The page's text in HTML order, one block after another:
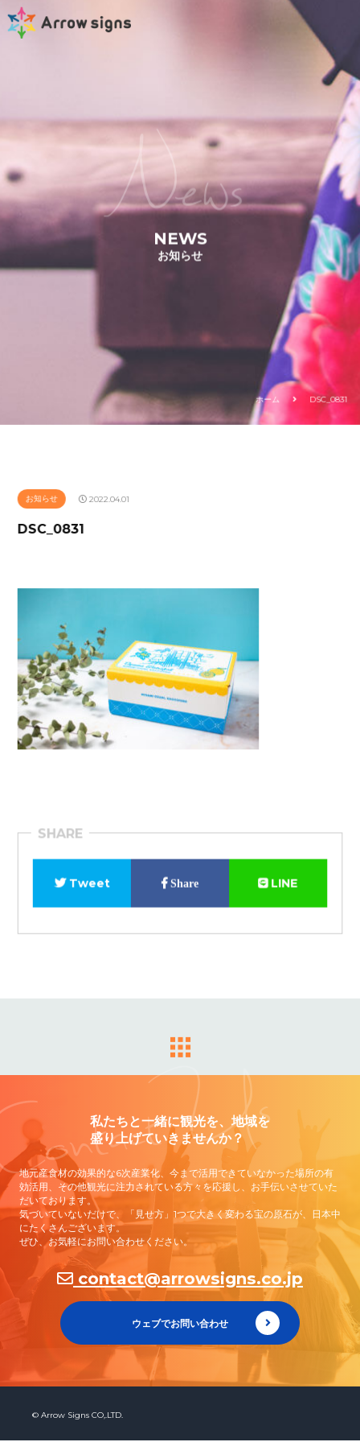
News
NEWS
お知らせ
ホーム DSC_0831
お知らせ 2022.04.01
DSC_0831
SHARE
Tweet Share LINE
Us
私たちと一緒に観光を、地域を
盛り上げていきませんか？
地元産食材の効果的な6次産業化、今まで活用できていなかった場所の有
効活用、その他観光に注力されている方々を応援し、お手伝いさせていた
だいております。
気づいていないだけで、「見せ方」1つで大きく変わる宝の原石が、日本中
にたくさんございます。
ぜひ、お気軽にお問い合わせください。
contact@arrowsigns.co.jp
ウェブでお問い合わせ
© Arrow Signs CO,.LTD.